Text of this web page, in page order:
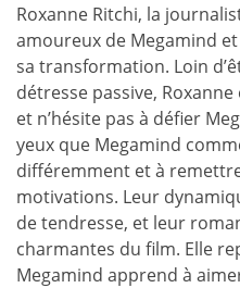
Roxanne Ritchi, la
amoureux de Megamind
sa transformation. Loin
détresse passive,
et n’hésite pas à défier
yeux que Megamind
différemment et à
motivations. Leur
de tendresse, et leur
charmantes du film. Elle
Megamind apprend à